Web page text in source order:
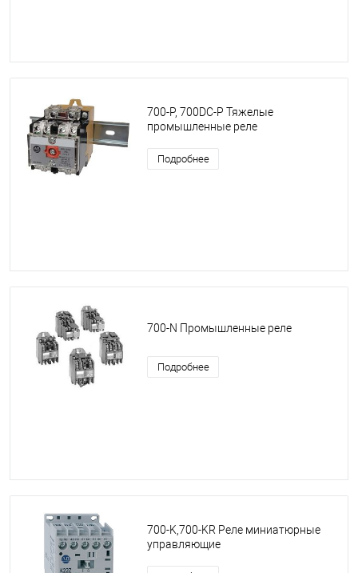
700-P, 700DC-P Тяжелые
промышленные реле
Подробнее
700-N Промышленные реле
Подробнее
700-K,700-KR Реле миниатюрные
управляющие